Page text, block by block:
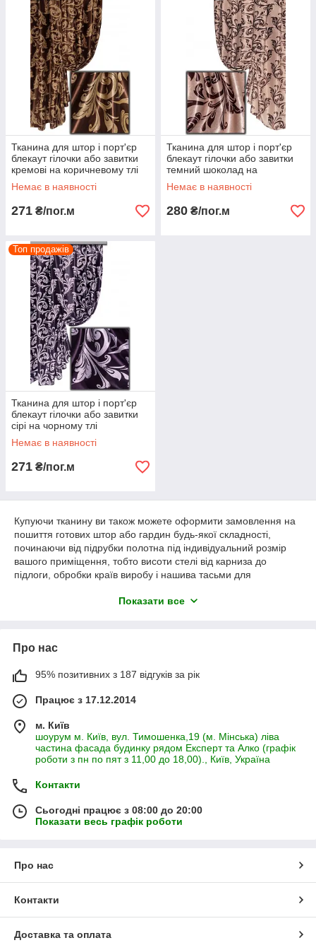
Тканина для штор і порт'єр
блекаут гілочки або завитки
кремові на коричневому тлі
(двостороння)
Немає в наявності
271 ₴/пог.м
Тканина для штор і порт'єр
блекаут гілочки або завитки
темний шоколад на
бежевому тлі (двостороння)
Немає в наявності
280 ₴/пог.м
Топ продажів
Тканина для штор і порт'єр
блекаут гілочки або завитки
сірі на чорному тлі
(двостороння)
Немає в наявності
271 ₴/пог.м
Купуючи тканину ви також можете оформити замовлення на
пошиття готових штор або гардин будь-якої складності,
починаючи від підрубки полотна під індивідуальний розмір
вашого приміщення, тобто висоти стелі від карниза до
підлоги, обробки країв виробу і нашива тасьми для
люверси (кільця) або комбінування різних тканин разом.
його ескиза. Ціни на пошиття становлять 7 грн за м. п. рядки.
230 грн, по 2,5 м 270 грн, по 3 м у 310 грн.
Вартість пошиття на люверсах - 90 грн за м. п. ширини
13
грн за шт.
Выгладка полотен входить у вартість пошыва.
Показати все
Про нас
95% позитивних з 187 відгуків за рік
Працює з 17.12.2014
м. Київ
шоурум м. Київ, вул. Тимошенка,19 (м. Мінська) ліва
частина фасада будинку рядом Експерт та Алко (графік
роботи з пн по пят з 11,00 до 18,00)., Київ, Україна
Контакти
Сьогодні працює з 08:00 до 20:00
Показати весь графік роботи
Про нас
Контакти
Доставка та оплата